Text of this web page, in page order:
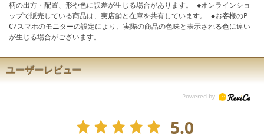
柄の出方・配置、形や色に誤差が生じる場合があります。 ◆オンラインショ
ップで販売している商品は、実店舗と在庫を共有しています。 ◆お客様のP
C/スマホのモニターの設定により、実際の商品の色味と表示される色に違い
が生じる場合がございます。
ユーザーレビュー
5.0